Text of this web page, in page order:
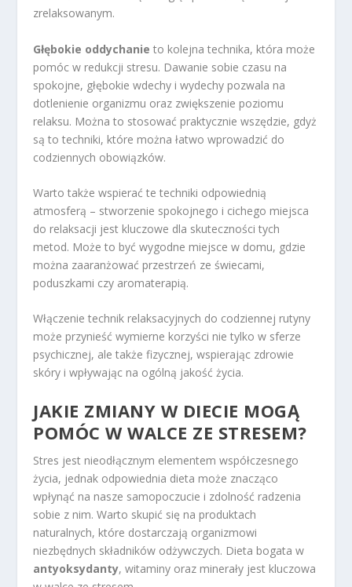
zrelaksowanym.
Głębokie oddychanie to kolejna technika, która może
pomóc w redukcji stresu. Dawanie sobie czasu na
spokojne, głębokie wdechy i wydechy pozwala na
dotlenienie organizmu oraz zwiększenie poziomu
relaksu. Można to stosować praktycznie wszędzie, gdyż
są to techniki, które można łatwo wprowadzić do
codziennych obowiązków.
Warto także wspierać te techniki odpowiednią
atmosferą – stworzenie spokojnego i cichego miejsca
do relaksacji jest kluczowe dla skuteczności tych
metod. Może to być wygodne miejsce w domu, gdzie
można zaaranżować przestrzeń ze świecami,
poduszkami czy aromaterapią.
Włączenie technik relaksacyjnych do codziennej rutyny
może przynieść wymierne korzyści nie tylko w sferze
psychicznej, ale także fizycznej, wspierając zdrowie
skóry i wpływając na ogólną jakość życia.
JAKIE ZMIANY W DIECIE MOGĄ
POMÓC W WALCE ZE STRESEM?
Stres jest nieodłącznym elementem współczesnego
życia, jednak odpowiednia dieta może znacząco
wpłynąć na nasze samopoczucie i zdolność radzenia
sobie z nim. Warto skupić się na produktach
naturalnych, które dostarczają organizmowi
niezbędnych składników odżywczych. Dieta bogata w
antyoksydanty, witaminy oraz minerały jest kluczowa